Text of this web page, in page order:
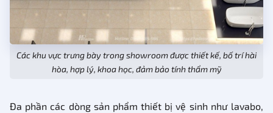
Các khu vực trưng bày trong showroom được thiết kế, bố trí hài
hòa, hợp lý, khoa học, đảm bảo tính thẩm mỹ
Đa phần các dòng sản phẩm thiết bị vệ sinh như lavabo,